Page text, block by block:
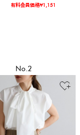
サマーニットカーディガ
有料会員価格¥1,151
No.2